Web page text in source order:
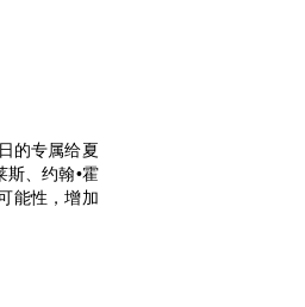
的专属给夏
斯、约翰•霍
能性，增加